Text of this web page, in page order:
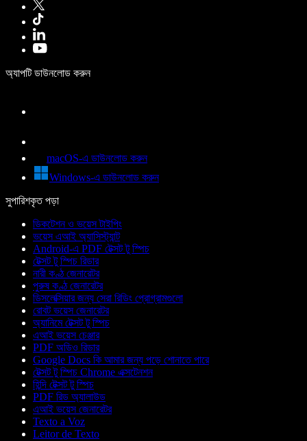
অ্যাপটি ডাউনলোড করুন
macOS-এ ডাউনলোড করুন
Windows-এ ডাউনলোড করুন
সুপারিশকৃত পড়া
ডিকটেশন ও ভয়েস টাইপিং
ভয়েস এআই অ্যাসিস্ট্যান্ট
Android-এ PDF টেক্সট টু স্পিচ
টেক্সট টু স্পিচ রিডার
নারী কণ্ঠ জেনারেটর
পুরুষ কণ্ঠ জেনারেটর
ডিসলেক্সিয়ার জন্য সেরা রিডিং প্রোগ্রামগুলো
রোবট ভয়েস জেনারেটর
অ্যানিমে টেক্সট টু স্পিচ
এআই ভয়েস চেঞ্জার
PDF অডিও রিডার
Google Docs কি আমার জন্য পড়ে শোনাতে পারে
টেক্সট টু স্পিচ Chrome এক্সটেনশন
হিন্দি টেক্সট টু স্পিচ
PDF রিড অ্যালাউড
এআই ভয়েস জেনারেটর
Texto a Voz
Leitor de Texto